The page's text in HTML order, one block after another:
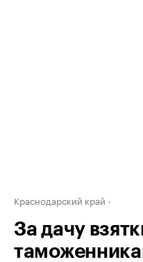
Краснодарский край
За дачу